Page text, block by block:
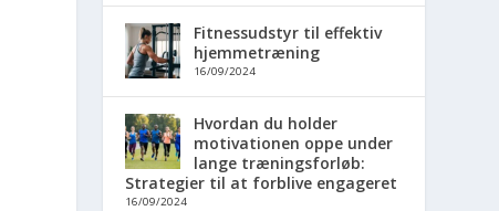
Fitnessudstyr til effektiv
hjemmetræning
16/09/2024
Hvordan du holder
motivationen oppe under
lange træningsforløb:
Strategier til at forblive engageret
16/09/2024